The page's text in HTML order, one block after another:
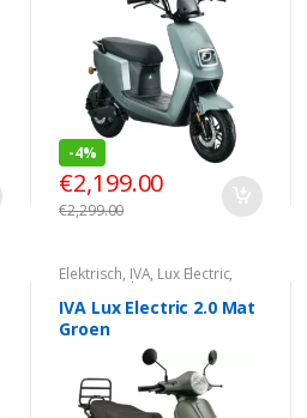
-4%
€2,199.00
€2,299.00
Elektrisch, IVA, Lux Electric,
Vespa Look
IVA Lux Electric 2.0 Mat
Groen